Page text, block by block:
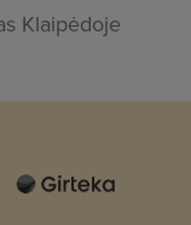
Klaipėdoje